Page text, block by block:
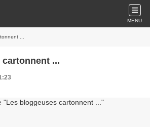
MENU
...
...